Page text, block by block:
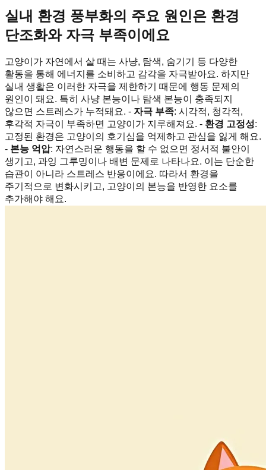
실내 환경 풍부화의 주요 원인은 환경
단조화와 자극 부족이에요
고양이가 자연에서 살 때는 사냥, 탐색, 숨기기 등 다양한
활동을 통해 에너지를 소비하고 감각을 자극받아요. 하지만
실내 생활은 이러한 자극을 제한하기 때문에 행동 문제의
원인이 돼요. 특히 사냥 본능이나 탐색 본능이 충족되지
않으면 스트레스가 누적돼요. - 자극 부족: 시각적, 청각적,
후각적 자극이 부족하면 고양이가 지루해져요. - 환경 고정성:
고정된 환경은 고양이의 호기심을 억제하고 관심을 잃게 해요.
- 본능 억압: 자연스러운 행동을 할 수 없으면 정서적 불안이
생기고, 과잉 그루밍이나 배변 문제로 나타나요. 이는 단순한
습관이 아니라 스트레스 반응이에요. 따라서 환경을
주기적으로 변화시키고, 고양이의 본능을 반영한 요소를
추가해야 해요.